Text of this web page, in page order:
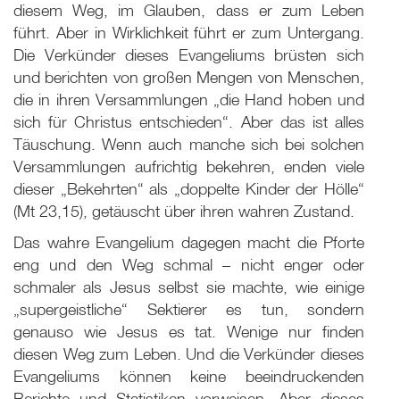
diesem Weg, im Glauben, dass er zum Leben
führt. Aber in Wirklichkeit führt er zum Untergang.
Die Verkünder dieses Evangeliums brüsten sich
und berichten von großen Mengen von Menschen,
die in ihren Versammlungen „die Hand hoben und
sich für Christus entschieden“. Aber das ist alles
Täuschung. Wenn auch manche sich bei solchen
Versammlungen aufrichtig bekehren, enden viele
dieser „Bekehrten“ als „doppelte Kinder der Hölle“
(Mt 23 ,15), getäuscht über ihren wahren Zustand.
Das wahre Evangelium dagegen macht die Pforte
eng und den Weg schmal – nicht enger oder
schmaler als Jesus selbst sie machte, wie einige
„supergeistliche“ Sektierer es tun, sondern
genauso wie Jesus es tat. Wenige nur finden
diesen Weg zum Leben. Und die Verkünder dieses
Evangeliums können keine beeindruckenden